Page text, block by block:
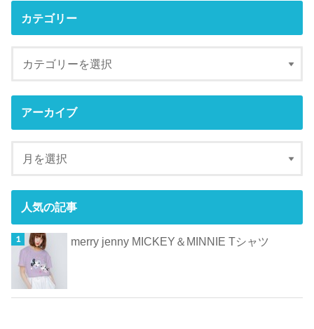
カテゴリー
アーカイブ
人気の記事
merry jenny MICKEY＆MINNIE Tシャツ